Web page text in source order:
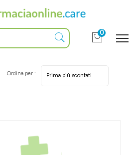
0
Ordina per :